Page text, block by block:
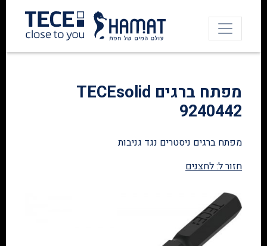
מפתח ברגים TECEsolid
9240442
מפתח ברגים ניסטרים נגד גניבות
חזור ל: לחצנים